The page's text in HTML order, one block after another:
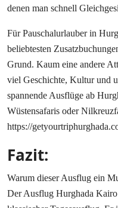
denen man schnell
Für Pauschalurlauber in
beliebtesten
Grund. Kaum eine andere
viel Geschichte, Kultur und
spannende Ausflüge ab
Wüstensafaris oder
https://
Fazit:
Warum dieser Ausflug ein
Der Ausflug Hurghada